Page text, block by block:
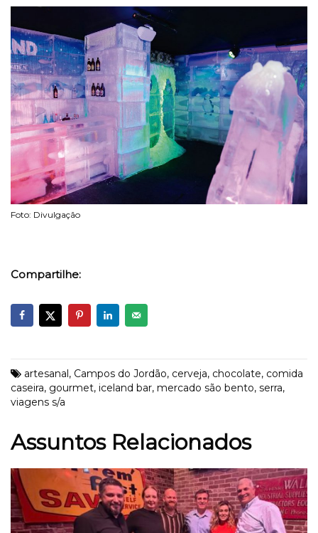
Foto: Divulgação
Compartilhe:
artesanal, Campos do Jordão, cerveja, chocolate, comida
caseira, gourmet, iceland bar, mercado são bento, serra,
viagens s/a
Assuntos Relacionados